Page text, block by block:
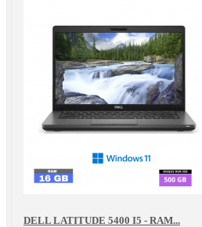
DELL LATITUDE 5400 I5 - RAM...